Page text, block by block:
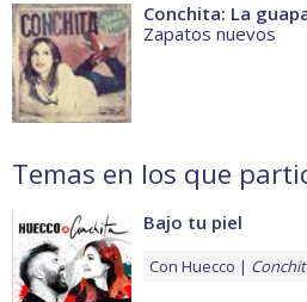
Conchita: La
Zapatos nuevos
Temas en los que
Bajo tu piel
Con Huecco